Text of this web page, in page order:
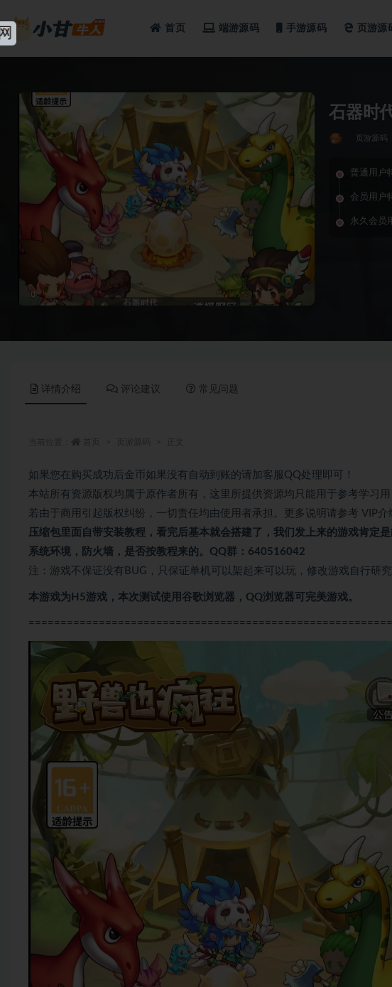
首页 端游源码 手游源码 页游源
石器时
页游源码
普通用户
会员用户
永久会员
详情介绍 评论建议 常见问题
如果您在购买成功后金币如果没有自动到账的请加客服QQ处理即可！
本站所有资源版权均属于原作者所有，这里所提供资源均只能用于参考学习用
若由于商用引起版权纠纷，一切责任均由使用者承担。更多说明请参考 VIP介
压缩包里面自带安装教程，看完后基本就会搭建了，我们发上来的游戏肯定
系统环境，防火墙，是否按教程来的。QQ群：640516042
注：游戏不保证没有BUG，只保证单机可以架起来可以玩，修改游戏自行研究
本游戏为H5游戏，本次测试使用谷歌浏览器，QQ浏览器可完美游戏。